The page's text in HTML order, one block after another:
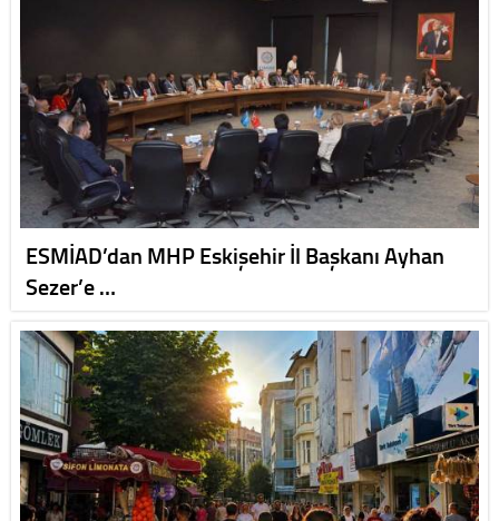
ESMİAD’dan MHP Eskişehir İl Başkanı Ayhan
Sezer’e …